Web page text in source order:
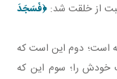
از خلقت شد:﴿فَسَجَدَ
است؛ دوم اين است که
خودش را؛ سوم اين که